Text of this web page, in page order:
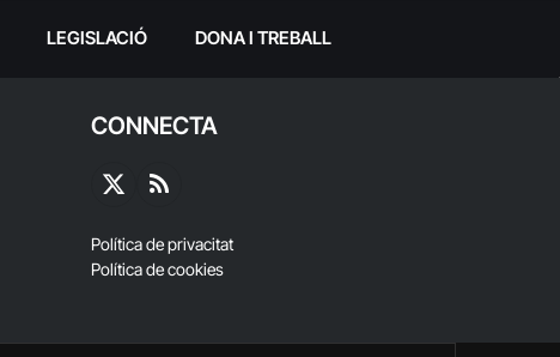
LEGISLACIÓ DONA I TREBALL
CONNECTA
X
RSS
Política de privacitat
Política de cookies